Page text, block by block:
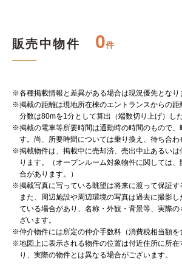
販売中物件 0件
※各種掲載情報と差異がある場合は現況優先となり
※掲載の距離は現地所在棟のエントランスからの距
分数は80mを1分として算出（端数切り上げ）し
※掲載の電車等所要時間は通勤時の時間のもので、
す。尚、所要時間については乗り換え、待ち合わ
※掲載物件は、掲載中に売却済、売出中止あるいは
ります。（オープンルーム対象物件に関しては
合があります。）
※掲載写真に写っている眺望は将来に渡って保証す
また、周辺施設や周辺環境の写真は過去に撮影
ている場合があり、名称・外観・背景等、実際
ざいます。
※仲介物件には所定の仲介手数料（消費税相当額を
※地図上に表示される物件の位置は付近住所に所在
り、実際の物件とは異なる場合がございます。